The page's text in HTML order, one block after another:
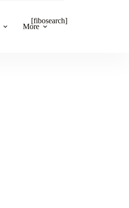
More
[fibosearch]